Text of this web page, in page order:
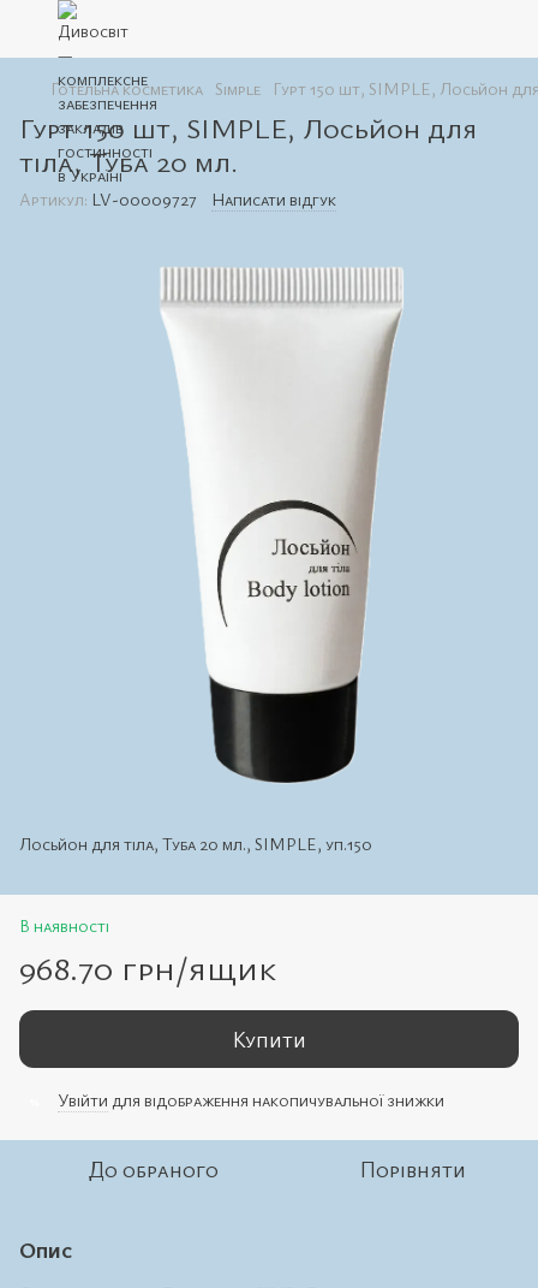
Готельна косметика Simple Гурт 150 шт, SIMPLE, Лосьйон
Гурт 150 шт, SIMPLE, Лосьйон для
тіла, Туба 20 мл.
Артикул: LV-00009727 Написати відгук
Лосьйон для тіла, Туба 20 мл., SIMPLE, уп.150
В наявності
968.70 грн/ящик
Купити
Увійти для відображення накопичувальної знижки
До обраного Порівняти
Опис